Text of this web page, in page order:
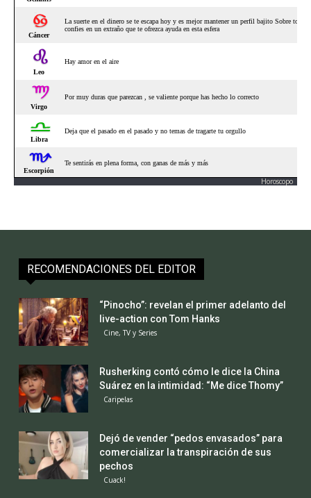
Horoscopo
RECOMENDACIONES DEL EDITOR
“Pinocho”: revelan el primer adelanto del
live-action con Tom Hanks
Cine, TV y Series
Rusherking contó cómo le dice la China
Suárez en la intimidad: “Me dice Thomy”
Caripelas
Dejó de vender “pedos envasados” para
comercializar la transpiración de sus
pechos
Cuack!